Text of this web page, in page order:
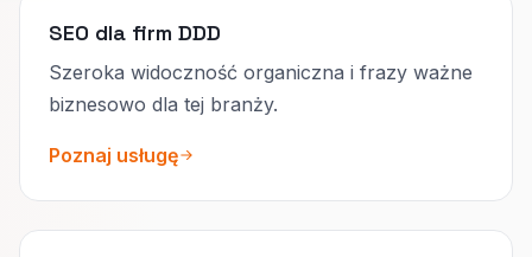
SEO dla firm DDD
Szeroka widoczność organiczna i frazy ważne
biznesowo dla tej branży.
Poznaj usługę